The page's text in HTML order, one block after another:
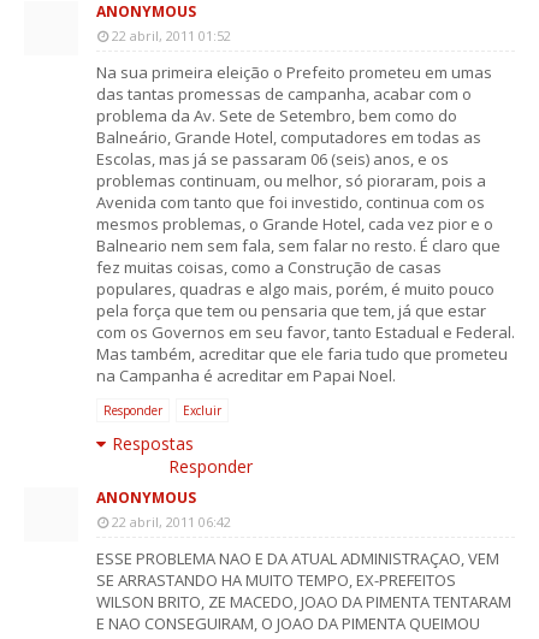
ANONYMOUS
22 abril, 2011 01:52
Na sua primeira eleição o Prefeito prometeu em umas
das tantas promessas de campanha, acabar com o
problema da Av. Sete de Setembro, bem como do
Balneário, Grande Hotel, computadores em todas as
Escolas, mas já se passaram 06 (seis) anos, e os
problemas continuam, ou melhor, só pioraram, pois a
Avenida com tanto que foi investido, continua com os
mesmos problemas, o Grande Hotel, cada vez pior e o
Balneario nem sem fala, sem falar no resto. É claro que
fez muitas coisas, como a Construção de casas
populares, quadras e algo mais, porém, é muito pouco
pela força que tem ou pensaria que tem, já que estar
com os Governos em seu favor, tanto Estadual e Federal.
Mas também, acreditar que ele faria tudo que prometeu
na Campanha é acreditar em Papai Noel.
Responder Excluir
Respostas
Responder
ANONYMOUS
22 abril, 2011 06:42
ESSE PROBLEMA NAO E DA ATUAL ADMINISTRAÇAO, VEM
SE ARRASTANDO HA MUITO TEMPO, EX-PREFEITOS
WILSON BRITO, ZE MACEDO, JOAO DA PIMENTA TENTARAM
E NAO CONSEGUIRAM, O JOAO DA PIMENTA QUEIMOU